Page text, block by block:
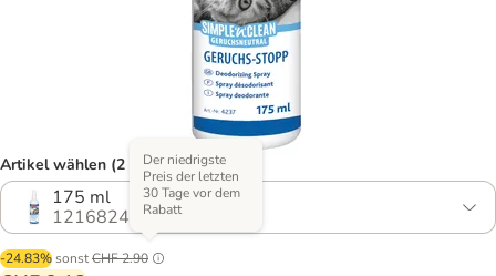
Artikel wählen (2 Varianten)
175 ml
1216824.1
-24.83%sonstCHF 2.90
Der niedrigste
Preis der letzten
30 Tage vor dem
Rabatt